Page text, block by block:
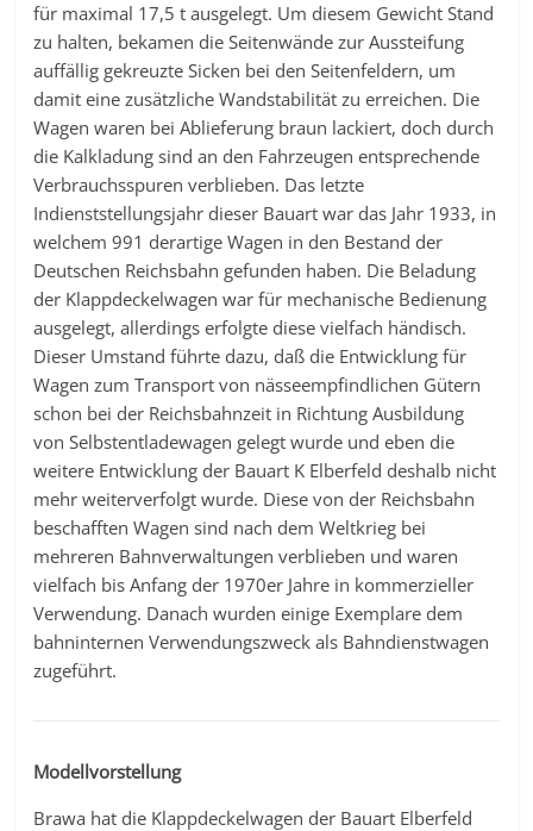
für maximal 17,5 t ausgelegt. Um diesem Gewicht Stand
zu halten, bekamen die Seitenwände zur Aussteifung
auffällig gekreuzte Sicken bei den Seitenfeldern, um
damit eine zusätzliche Wandstabilität zu erreichen. Die
Wagen waren bei Ablieferung braun lackiert, doch durch
die Kalkladung sind an den Fahrzeugen entsprechende
Verbrauchsspuren verblieben. Das letzte
Indienststellungsjahr dieser Bauart war das Jahr 1933, in
welchem 991 derartige Wagen in den Bestand der
Deutschen Reichsbahn gefunden haben. Die Beladung
der Klappdeckelwagen war für mechanische Bedienung
ausgelegt, allerdings erfolgte diese vielfach händisch.
Dieser Umstand führte dazu, daß die Entwicklung für
Wagen zum Transport von nässeempfindlichen Gütern
schon bei der Reichsbahnzeit in Richtung Ausbildung
von Selbstentladewagen gelegt wurde und eben die
weitere Entwicklung der Bauart K Elberfeld deshalb nicht
mehr weiterverfolgt wurde. Diese von der Reichsbahn
beschafften Wagen sind nach dem Weltkrieg bei
mehreren Bahnverwaltungen verblieben und waren
vielfach bis Anfang der 1970er Jahre in kommerzieller
Verwendung. Danach wurden einige Exemplare dem
bahninternen Verwendungszweck als Bahndienstwagen
zugeführt.
Modellvorstellung
Brawa hat die Klappdeckelwagen der Bauart Elberfeld